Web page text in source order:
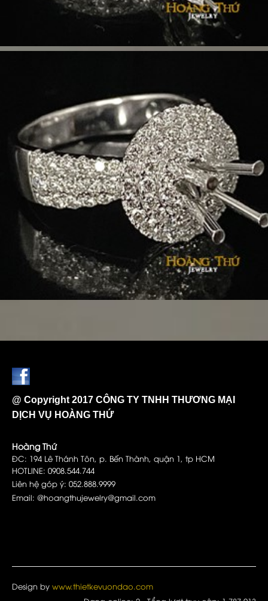
@ Copyright 2017 CÔNG TY TNHH THƯƠNG MẠI
DỊCH VỤ HOÀNG THỨ
Hoàng Thứ
ĐC: 194 Lê Thánh Tôn, p. Bến Thành, quận 1, tp HCM
HOTLINE: 0908.544.744
Liên hệ góp ý: 052.888.9999
Email: @hoangthujewelry@gmail.com
Design by www.thietkevuondao.com